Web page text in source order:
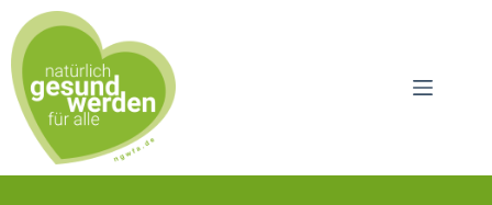
Inhalt
springen